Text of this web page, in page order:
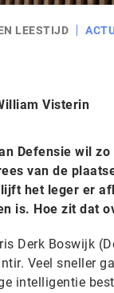
LEESTIJD
Visterin
Defensie wil
van de
het leger er
is. Hoe zit dat
Derk Boswijk
Veel sneller
intelligentie